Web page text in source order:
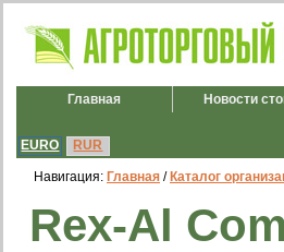
Главная Новости
EURO RUR
Навигация: Главная / Каталог
Rex-Al